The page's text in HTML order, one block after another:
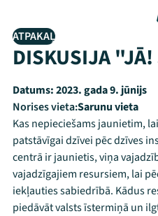
ATPAKAĻ
DISKUSIJA
Datums:2023. gada 9. jūnijs
Norises vieta:Sarunu vieta
Kas nepieciešams jaunietim,
patstāvīgai dzīvei pēc dzīves
centrā ir jaunietis, viņa
vajadzīgajiem resursiem, lai
iekļauties sabiedrībā. Kādus
piedāvāt valsts īstermiņā un